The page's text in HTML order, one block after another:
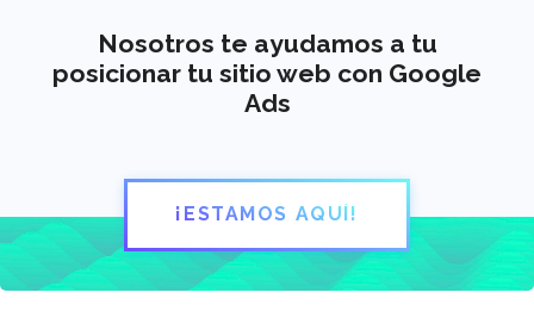
Nosotros te ayudamos a tu
posicionar tu sitio web con Google
Ads
¡ESTAMOS AQUÍ!